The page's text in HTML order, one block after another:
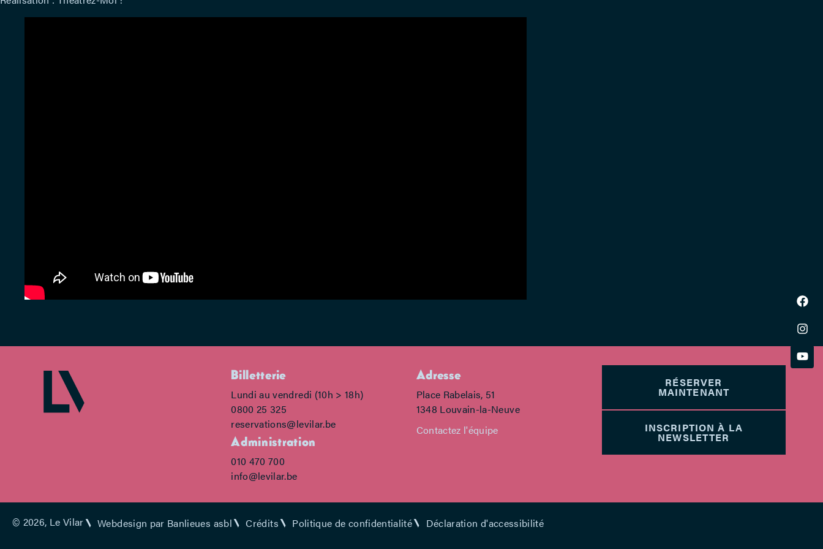
Billetterie
Lundi au vendredi (10h > 18h)
0800 25 325
reservations@levilar.be
Administration
010 470 700
info@levilar.be
Adresse
Place Rabelais, 51
1348 Louvain-la-Neuve
Contactez l'équipe
RÉSERVER
MAINTENANT
INSCRIPTION À LA
NEWSLETTER
© 2026, Le Vilar Webdesign par Banlieues asbl Crédits Politique de confidentialité Déclaration d'accessibilité